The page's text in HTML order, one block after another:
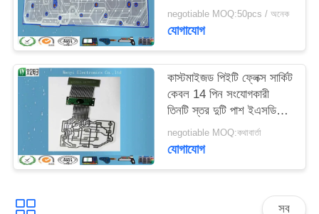
negotiable MOQ:50pcs / অনেক
যোগাযোগ
কাস্টমাইজড পিইটি ফ্লেক্স সার্কিট
কেবল 14 পিন সংযোগকারী
তিনটি স্তর দুটি পাশ ইএসডি
শিল্ড স্তর
negotiable MOQ:কথাবার্তা
যোগাযোগ
সব